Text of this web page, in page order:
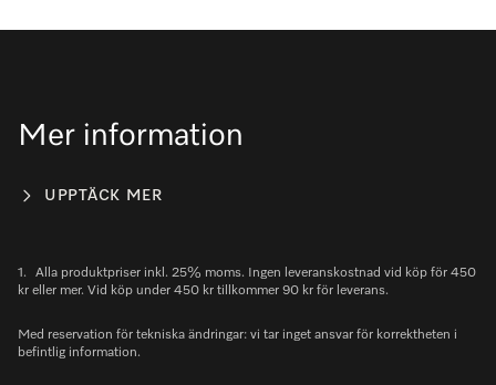
Mer information
UPPTÄCK MER
1.
Alla produktpriser inkl. 25% moms. Ingen leveranskostnad vid köp för 450
kr eller mer. Vid köp under 450 kr tillkommer 90 kr för leverans.
Med reservation för tekniska ändringar: vi tar inget ansvar för korrektheten i
befintlig information.